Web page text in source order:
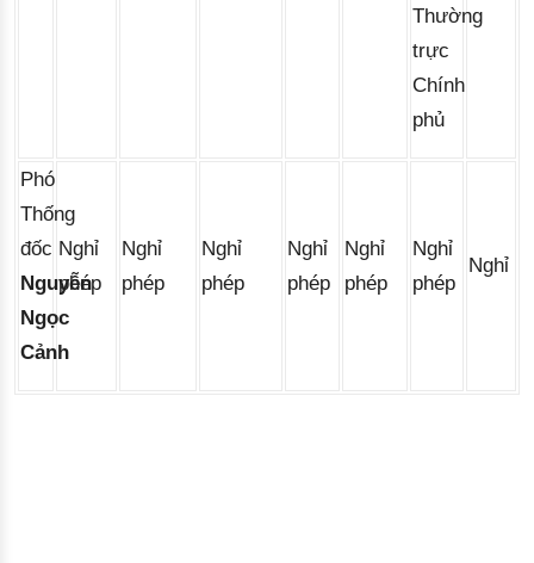
Thường
trực
Chính
phủ
Phó
Thống
đốc
Nguyễn
Ngọc
Cảnh
Nghỉ
phép
Nghỉ
phép
Nghỉ
phép
Nghỉ
phép
Nghỉ
phép
Nghỉ
phép
Nghỉ